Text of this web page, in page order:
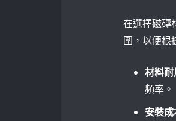
在選擇磁磚
圍，以便根
材料耐
頻率。
安裝成